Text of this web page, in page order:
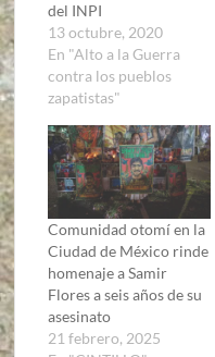
del INPI
13 octubre, 2020
En "Alto a la Guerra
contra los pueblos
zapatistas"
Comunidad otomí en la
Ciudad de México rinde
homenaje a Samir
Flores a seis años de su
asesinato
21 febrero, 2025